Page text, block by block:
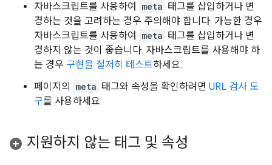
자바스크립트를 사용하여
meta 태그를 삽입하거나 변
경하는 것을 고려하는 경우 주의해야 합니다. 가능한 경우
자바스크립트를 사용하여
meta 태그를 삽입하거나 변
경하지 않는 것이 좋습니다. 자바스크립트를 사용해야 하
는 경우 구현을 철저히 테스트하세요.
페이지의
meta 태그와 속성을 확인하려면 URL 검사 도
구를 사용하세요.
지원하지 않는 태그 및 속성